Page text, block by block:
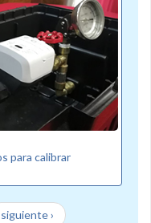
para calibrar
siguiente ›